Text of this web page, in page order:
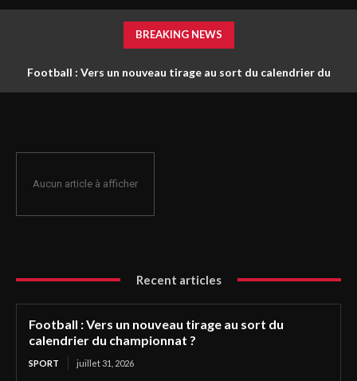
BREAKING NEWS
Football : Vers un nouveau tirage au sort du calendrier du
Aucun article à afficher
Recent articles
Football : Vers un nouveau tirage au sort du
calendrier du championnat ?
SPORT juillet 31, 2026